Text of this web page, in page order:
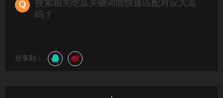
搜索相关吃瓜关键词能快速匹配对应大瓜
吗？
分享到：